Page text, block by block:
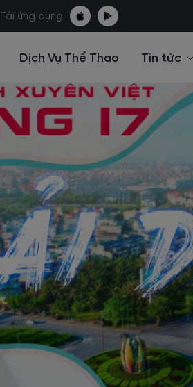
Tải ứng dụng
Dịch Vụ Thể Thao Tin tức
chạy bộ